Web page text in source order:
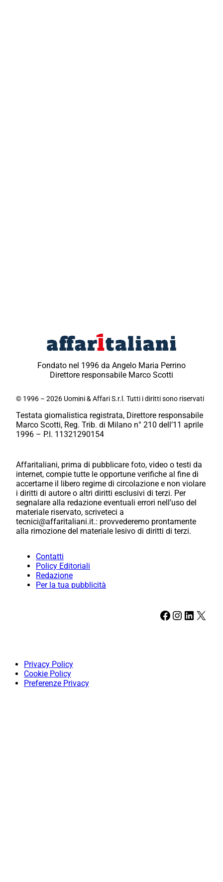
Fondato nel 1996 da Angelo Maria Perrino
Direttore responsabile Marco Scotti
© 1996 – 2026 Uomini & Affari S.r.l. Tutti i diritti sono riservati
Testata giornalistica registrata, Direttore responsabile
Marco Scotti, Reg. Trib. di Milano n° 210 dell’11 aprile
1996 – P.I. 11321290154
Affaritaliani, prima di pubblicare foto, video o testi da
internet, compie tutte le opportune verifiche al fine di
accertarne il libero regime di circolazione e non violare
i diritti di autore o altri diritti esclusivi di terzi. Per
segnalare alla redazione eventuali errori nell’uso del
materiale riservato, scriveteci a
tecnici@affaritaliani.it.: provvederemo prontamente
alla rimozione del materiale lesivo di diritti di terzi.
Contatti
Policy Editoriali
Redazione
Per la tua pubblicità
Facebook Instagram LinkedIn X
Privacy Policy
Cookie Policy
Preferenze Privacy